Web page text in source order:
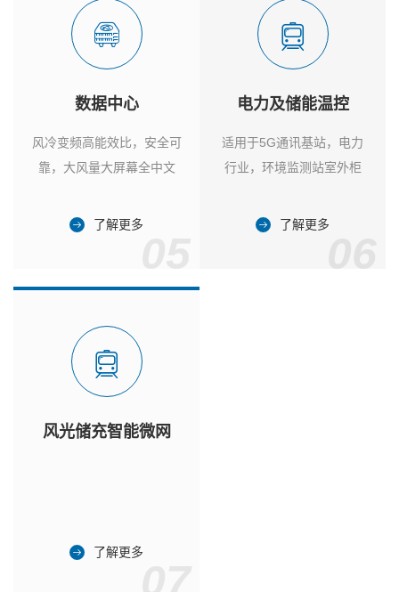
数据中心
风冷变频高能效比，安全可
靠，大风量大屏幕全中文
了解更多
电力及储能温控
适用于5G通讯基站，电力
行业，环境监测站室外柜
了解更多
风光储充智能微网
了解更多